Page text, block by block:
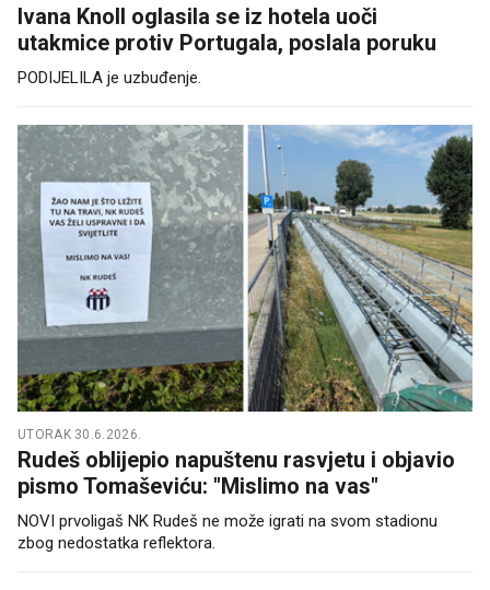
Ivana Knoll oglasila se iz hotela uoči
utakmice protiv Portugala, poslala poruku
PODIJELILA je uzbuđenje.
UTORAK 30.6.2026.
Rudeš oblijepio napuštenu rasvjetu i objavio
pismo Tomaševiću: "Mislimo na vas"
NOVI prvoligaš NK Rudeš ne može igrati na svom stadionu
zbog nedostatka reflektora.